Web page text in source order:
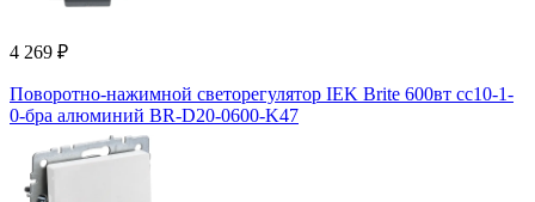
4 269 ₽
Поворотно-нажимной светорегулятор IEK Brite 600вт сс10-1-
0-бра алюминий BR-D20-0600-K47